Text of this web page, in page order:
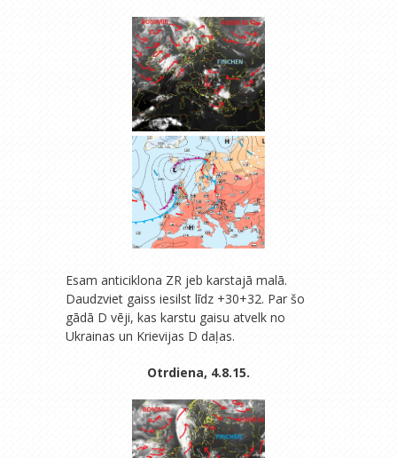
Esam anticiklona ZR jeb karstajā malā.
Daudzviet gaiss iesilst līdz +30+32. Par šo
gādā D vēji, kas karstu gaisu atvelk no
Ukrainas un Krievijas D daļas.
Otrdiena, 4.8.15.